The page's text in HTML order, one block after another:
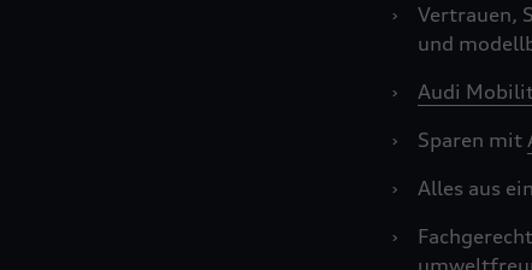
›
Vertrauen,
und
›
Audi
›
Sparen mit
›
Alles aus
›